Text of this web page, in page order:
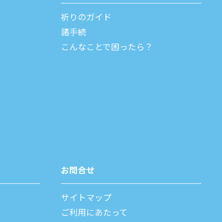
祈りのガイド
諸⼿続
こんなことで困ったら？
お問合せ
サイトマップ
ご利⽤にあたって